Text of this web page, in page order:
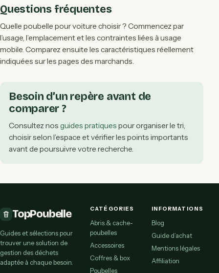
Questions fréquentes
Quelle poubelle pour voiture choisir ? Commencez par
l’usage, l’emplacement et les contraintes liées à usage
mobile. Comparez ensuite les caractéristiques réellement
indiquées sur les pages des marchands.
Besoin d’un repère avant de
comparer ?
Consultez nos guides pratiques pour organiser le tri,
choisir selon l’espace et vérifier les points importants
avant de poursuivre votre recherche.
TopPoubelle
Guides et sélections pour
trouver une solution de
gestion des déchets
adaptée à chaque besoin.
CATÉGORIES
Abris & cache-
poubelles
Accessoires
Coffres & box
Poubelles
INFORMATIONS
Blog
Guide d’achat
Mentions légales
Affiliation